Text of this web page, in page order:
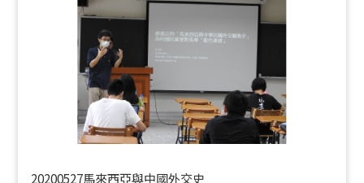
20200527馬來西亞與中國外交史